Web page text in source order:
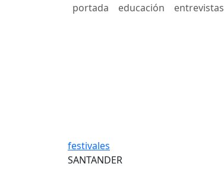
portada educación entrevistas
festivales
SANTANDER